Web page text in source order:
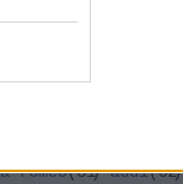
romeo(31) audi(62)